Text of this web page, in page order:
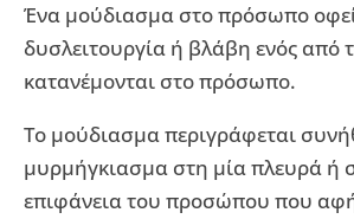
Ένα μούδιασμα στο πρόσωπο
δυσλειτουργία ή βλάβη ενός από
κατανέμονται στο πρόσωπο.
Το μούδιασμα περιγράφεται
μυρμήγκιασμα στη μία πλευρά ή
επιφάνεια του προσώπου που